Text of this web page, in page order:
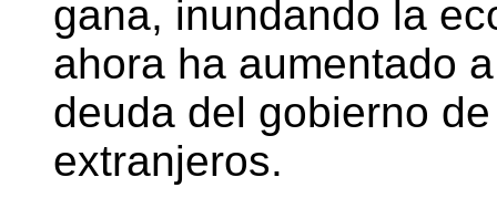
gana, inundando la
ahora ha aumentado
deuda del gobierno
extranjeros.